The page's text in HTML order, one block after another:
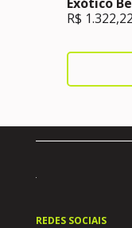
R$ 1.322,22
REDES SOCIAIS